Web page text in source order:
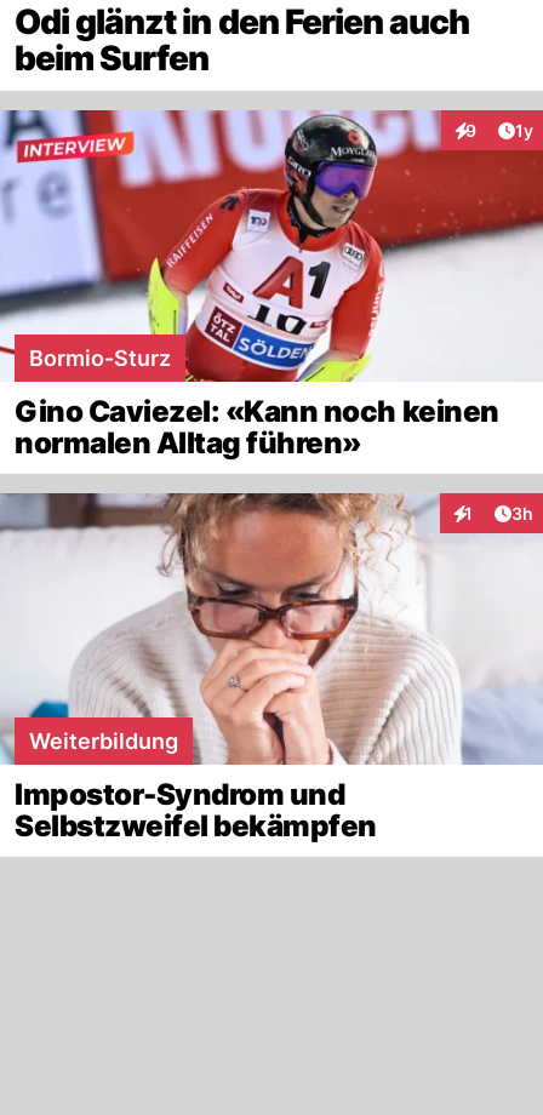
Odi glänzt in den Ferien auch
beim Surfen
9 1y
Bormio-Sturz
Gino Caviezel: «Kann noch keinen
normalen Alltag führen»
1 3h
Weiterbildung
Impostor-Syndrom und
Selbstzweifel bekämpfen